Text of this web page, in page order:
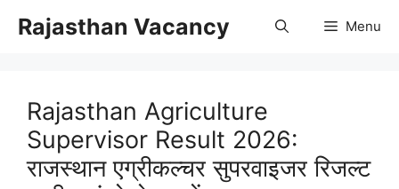
Rajasthan Vacancy Menu
Rajasthan Agriculture
Supervisor Result 2026:
राजस्थान एग्रीकल्चर सुपरवाइजर रिजल्ट